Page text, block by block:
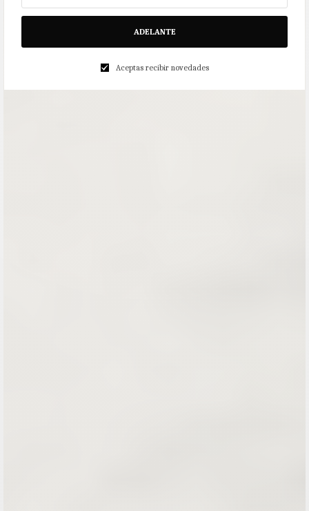
ADELANTE
Aceptas recibir novedades